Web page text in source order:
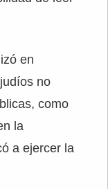
en
no
como
la
a ejercer la